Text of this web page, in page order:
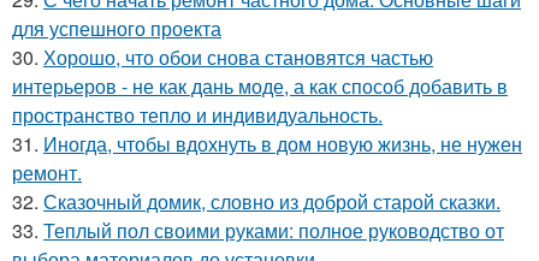
для успешного проекта
30. Хорошо, что обои снова становятся частью
интерьеров - не как дань моде, а как способ добавить в
пространство тепло и индивидуальность.
31. Иногда, чтобы вдохнуть в дом новую жизнь, не нужен
ремонт.
32. Сказочный домик, словно из доброй старой сказки.
33. Теплый пол своими руками: полное руководство от